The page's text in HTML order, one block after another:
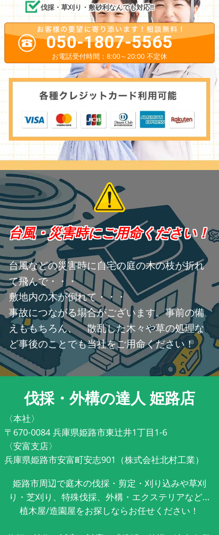
伐採・草刈り・敷砂利なんでも対応!!
050-1807-5565
お電話受付時間：8:00～20:00 不定休
台風・災害時にご用命ください！
台風などの災害時に自宅の庭の木の枝が折れ
て飛んで・・・
敷地内の木が倒れて・・・
事故につながる場合がございます。事前の備
えももちろん、 散乱した木々や草の処理な
ど事後のことでも当社をご用命ください！
伐採・外構の達人 姫路店
〈本社〉
〒670-0084 兵庫県姫路市東辻井1丁目1-6
〈安富支店〉
兵庫県姫路市安富町安志901（株式会社北村工業）
姫路市周辺で庭木の伐採・剪定・刈り込みや草刈
り・芝刈り、特殊伐採、外構・エクステリアなど...
植木屋/造園屋をお探しならお任せください！